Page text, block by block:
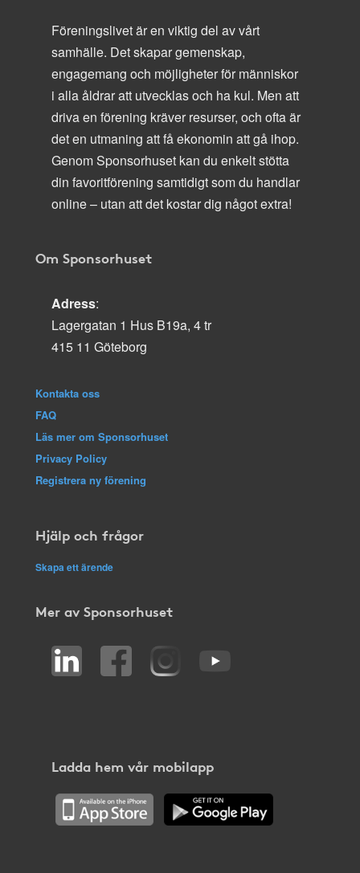
Föreningslivet är en viktig del av vårt
samhälle. Det skapar gemenskap,
engagemang och möjligheter för människor
i alla åldrar att utvecklas och ha kul. Men att
driva en förening kräver resurser, och ofta är
det en utmaning att få ekonomin att gå ihop.
Genom Sponsorhuset kan du enkelt stötta
din favoritförening samtidigt som du handlar
online – utan att det kostar dig något extra!
Om Sponsorhuset
Adress:
Lagergatan 1 Hus B19a, 4 tr
415 11 Göteborg
Kontakta oss
FAQ
Läs mer om Sponsorhuset
Privacy Policy
Registrera ny förening
Hjälp och frågor
Skapa ett ärende
Mer av Sponsorhuset
Ladda hem vår mobilapp